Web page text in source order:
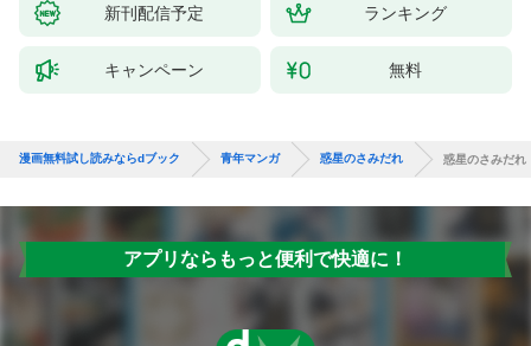
新刊配信予定 ランキング
キャンペーン 無料
漫画無料試し読みならdブック 青年マンガ 惑星のさみだれ 惑星のさみだれ
アプリならもっと便利で快適に！